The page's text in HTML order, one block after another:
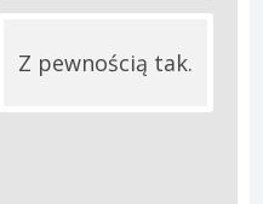
Z pewnością tak.